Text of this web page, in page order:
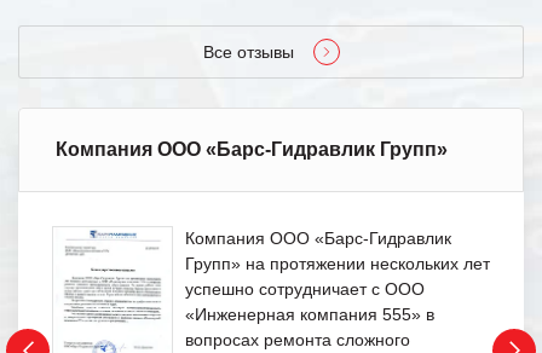
Все отзывы
Компания ООО «Барс-Гидравлик Групп»
Компания ООО «Барс-Гидравлик
Групп» на протяжении нескольких лет
успешно сотрудничает с ООО
«Инженерная компания 555» в
вопросах ремонта сложного